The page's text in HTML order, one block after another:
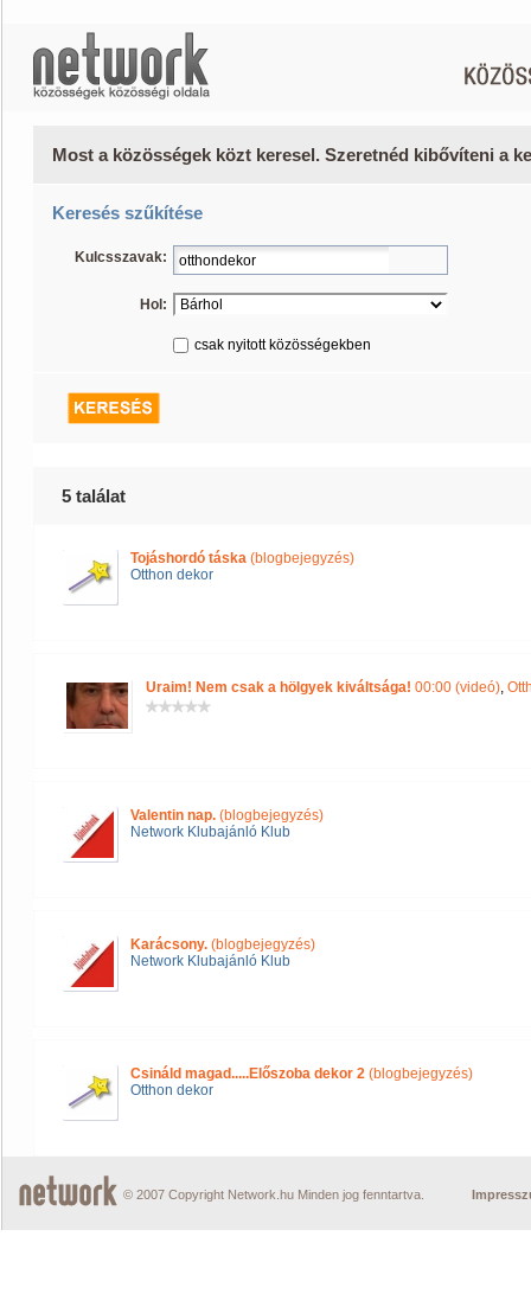
Most a közösségek közt keresel. Szeretnéd kibővíteni a
Keresés szűkítése
Kulcsszavak:
Hol:
csak nyitott közösségekben
5 találat
Tojáshordó táska (blogbejegyzés)
Otthon dekor
Uraim! Nem csak a hölgyek kiváltsága! 00:00 (videó),
Valentin nap. (blogbejegyzés)
Network Klubajánló Klub
Karácsony. (blogbejegyzés)
Network Klubajánló Klub
Csináld magad.....Előszoba dekor 2 (blogbejegyzés)
Otthon dekor
© 2007 Copyright Network.hu Minden jog fenntartva.